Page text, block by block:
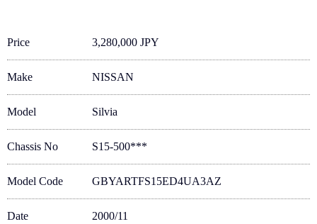
Price 3,280,000 JPY
Make NISSAN
Model Silvia
Chassis No S15-500***
Model Code GBYARTFS15ED4UA3AZ
Date 2000/11